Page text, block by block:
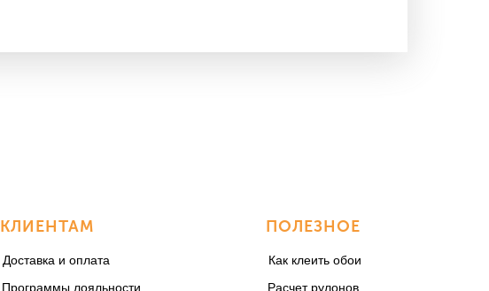
КЛИЕНТАМ ПОЛЕЗНОЕ
Доставка и оплата
Программы лояльности
Как клеить обои
Расчет рулонов